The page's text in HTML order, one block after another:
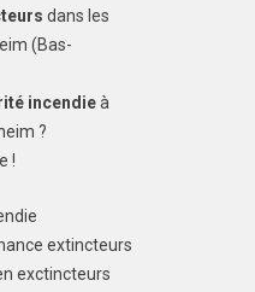
dans les
(Bas-
incendieà
?
!
extincteurs
exctincteurs